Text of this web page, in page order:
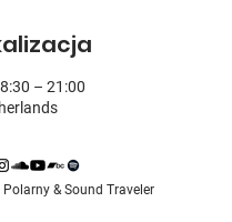
– 21:00
& Sound Traveler